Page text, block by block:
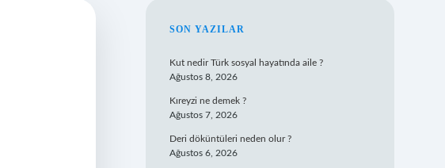
SIDEBAR
SON YAZILAR
Kut nedir Türk sosyal hayatında aile ?
Ağustos 8, 2026
Kıreyzi ne demek ?
Ağustos 7, 2026
Deri döküntüleri neden olur ?
Ağustos 6, 2026